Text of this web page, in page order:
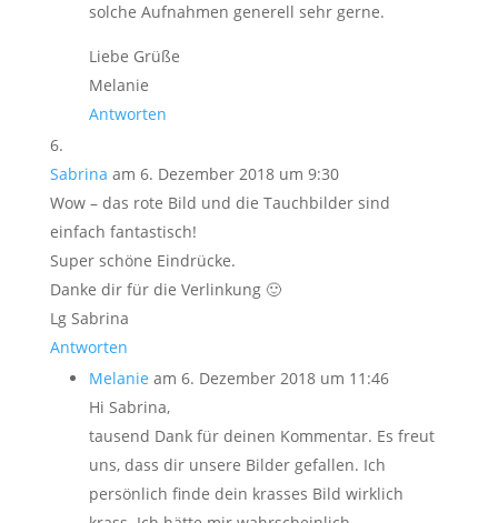
solche Aufnahmen generell sehr gerne.
Liebe Grüße
Melanie
Antworten
Sabrina am 6. Dezember 2018 um 9:30
Wow – das rote Bild und die Tauchbilder sind
einfach fantastisch!
Super schöne Eindrücke.
Danke dir für die Verlinkung 🙂
Lg Sabrina
Antworten
Melanie am 6. Dezember 2018 um 11:46
Hi Sabrina,
tausend Dank für deinen Kommentar. Es freut
uns, dass dir unsere Bilder gefallen. Ich
persönlich finde dein krasses Bild wirklich